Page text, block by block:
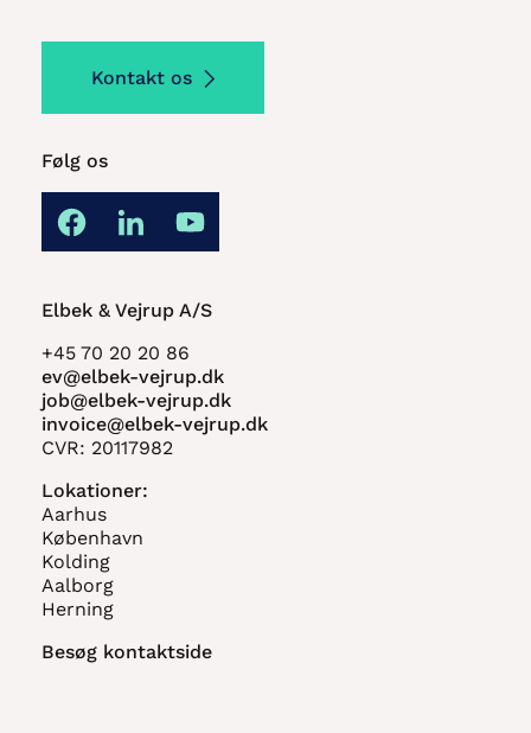
Elbek & Vejrup A/S
+45 70 20 20 86
ev@elbek-vejrup.dk
job@elbek-vejrup.dk
invoice@elbek-vejrup.dk
CVR: 20117982
Lokationer:
Aarhus
København
Kolding
Aalborg
Herning
Besøg kontaktside
Kontakt os
Følg os